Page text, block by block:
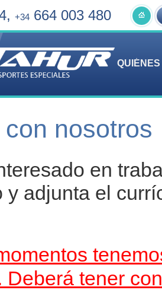
, +34 664 003 480
QUIÉNES
nosotros
en
y adjunta el
Deberá tener